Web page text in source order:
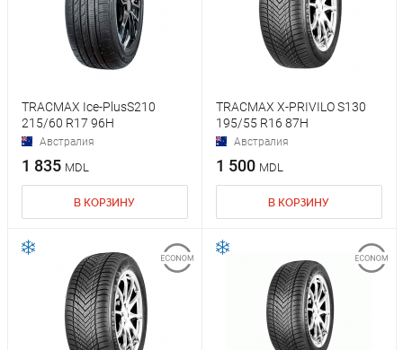
TRACMAX Ice-PlusS210
215/60 R17 96H
Австралия
1 835 MDL
В КОРЗИНУ
TRACMAX X-PRIVILO S130
195/55 R16 87H
Австралия
1 500 MDL
В КОРЗИНУ